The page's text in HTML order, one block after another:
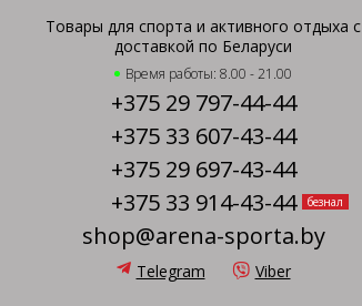
Товары для спорта и активного отдыха с
доставкой по Беларуси
Время работы: 8.00 - 21.00
+375 29 797-44-44
+375 33 607-43-44
+375 29 697-43-44
+375 33 914-43-44
безнал
shop@arena-sporta.by
Telegram Viber